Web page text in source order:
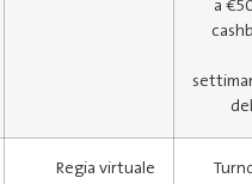
★★★★★